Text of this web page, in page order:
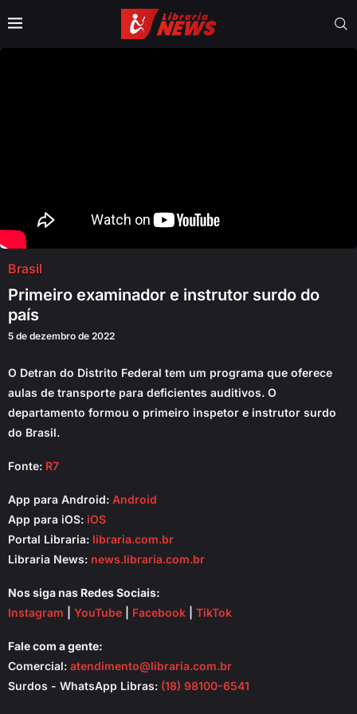
Brasil
Primeiro examinador e instrutor surdo do
país
5 de dezembro de 2022
O Detran do Distrito Federal tem um programa que oferece
aulas de transporte para deficientes auditivos. O
departamento formou o primeiro inspetor e instrutor surdo
do Brasil.
Fonte: R7
App para Android: Android
App para iOS: iOS
Portal Libraria: libraria.com.br
Libraria News: news.libraria.com.br
Nos siga nas Redes Sociais:
Instagram
YouTube Facebook TikTok
Fale com a gente:
Comercial: atendimento@libraria.com.br
Surdos - WhatsApp Libras: (18) 98100-6541